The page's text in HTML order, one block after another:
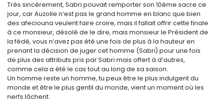
Très sincèrement, Sabri pouvait remporter son 10ème sacre ce
jour, car Auzolle n’est pas le grand homme en blanc que bien
des afeciouna veulent faire croire, mais il fallait offrir cette finale
à ce monsieur, désolé de le dire, mais monsieur le Président de
la fédé, vous n’avez pas été une fois de plus à la hauteur en
prenant la décision de juger cet homme (Sabri) pour une fois
de plus des attributs pris par Sabri mais offert à d’autres,
comme cela a été le cas tout au long de sa saison.
Un homme reste un homme, tu peux être le plus indulgent du
monde et être le plus gentil du monde, vient un moment où les
nerfs lâchent.